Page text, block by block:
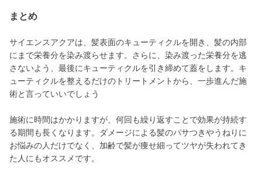
まとめ
サイエンスアクアは、髪表面のキューティクルを開き、髪の内部
にまで栄養分を染み渡らせます。さらに、染み渡った栄養分を逃
さないよう、最後にキューティクルを引き締めて蓋をします。キ
ューティクルを整えるだけのトリートメントから、一歩進んだ施
術と言っていいでしょう
施術に時間はかかりますが、何回も繰り返すことで効果が持続す
る期間も長くなります。ダメージによる髪のパサつきやうねりに
お悩みの人だけでなく、加齢で髪が痩せ細ってツヤが失われてき
た人にもオススメです。